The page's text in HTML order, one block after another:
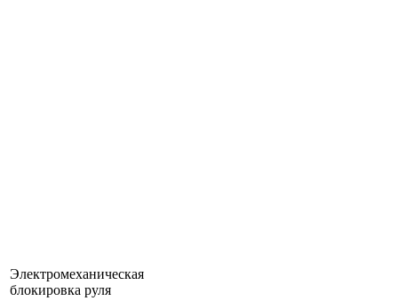
Электромеханическая
блокировка руля